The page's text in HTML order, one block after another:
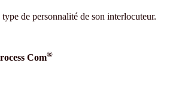
de personnalité de son interlocuteur.
Com®